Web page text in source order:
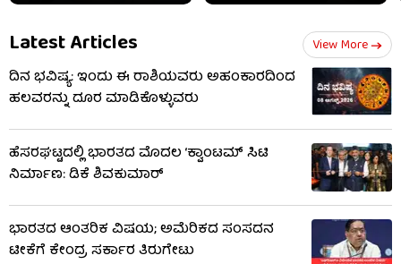
Latest Articles View More
ದಿನ ಭವಿಷ್ಯ: ಇಂದು ಈ ರಾಶಿಯವರು ಅಹಂಕಾರದಿಂದ
ಹಲವರನ್ನು ದೂರ ಮಾಡಿಕೊಳ್ಳುವರು
ಹೆಸರಘಟ್ಟದಲ್ಲಿ ಭಾರತದ ಮೊದಲ ‘ಕ್ವಾಂಟಮ್ ಸಿಟಿ
ನಿರ್ಮಾಣ: ಡಿಕೆ ಶಿವಕುಮಾರ್
ಭಾರತದ ಆಂತರಿಕ ವಿಷಯ; ಅಮೆರಿಕದ ಸಂಸದನ
ಟೀಕೆಗೆ ಕೇಂದ್ರ ಸರ್ಕಾರ ತಿರುಗೇಟು